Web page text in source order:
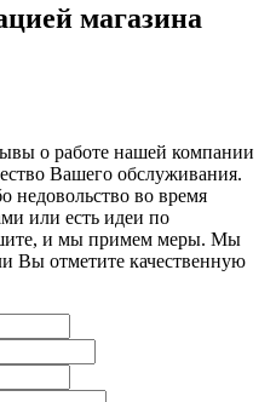
магазина
о работе нашей компании
Вашего обслуживания.
недовольство во время
или есть идеи по
и мы примем меры. Мы
Вы отметите качественную